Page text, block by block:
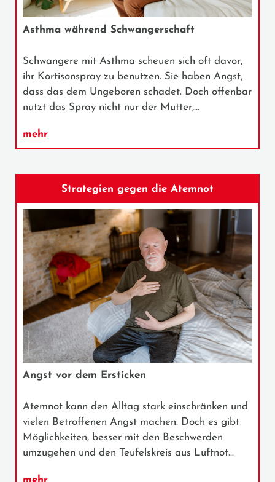
Asthma während Schwangerschaft
Schwangere mit Asthma scheuen sich oft davor,
ihr Kortisonspray zu benutzen. Sie haben Angst,
dass das dem Ungeboren schadet. Doch offenbar
nutzt das Spray nicht nur der Mutter,…
mehr
Strategien gegen die Atemnot
Angst vor dem Ersticken
Atemnot kann den Alltag stark einschränken und
vielen Betroffenen Angst machen. Doch es gibt
Möglichkeiten, besser mit den Beschwerden
umzugehen und den Teufelskreis aus Luftnot…
mehr